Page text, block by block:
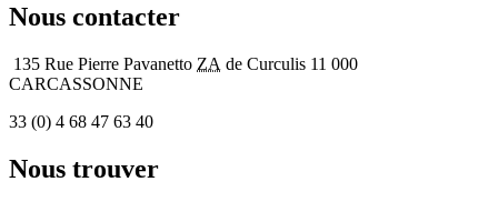
Nous contacter
135 Rue Pierre Pavanetto ZA de Curculis 11 000
CARCASSONNE
33 (0) 4 68 47 63 40
Nous trouver